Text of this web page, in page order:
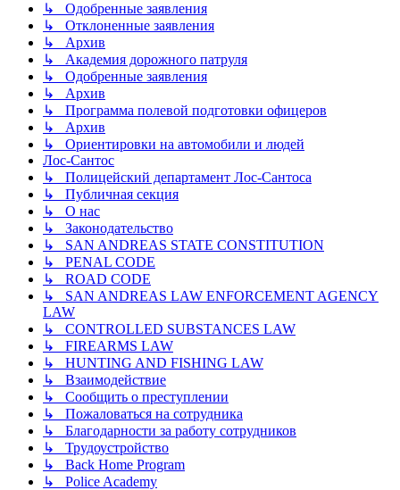
↳ Одобренные заявления
↳ Отклоненные заявления
↳ Архив
↳ Академия дорожного патруля
↳ Одобренные заявления
↳ Архив
↳ Программа полевой подготовки офицеров
↳ Архив
↳ Ориентировки на автомобили и людей
Лос-Сантос
↳ Полицейский департамент Лос-Сантоса
↳ Публичная секция
↳ О нас
↳ Законодательство
↳ SAN ANDREAS STATE CONSTITUTION
↳ PENAL CODE
↳ ROAD CODE
↳ SAN ANDREAS LAW ENFORCEMENT AGENCY
LAW
↳ CONTROLLED SUBSTANCES LAW
↳ FIREARMS LAW
↳ HUNTING AND FISHING LAW
↳ Взаимодействие
↳ Сообщить о преступлении
↳ Пожаловаться на сотрудника
↳ Благодарности за работу сотрудников
↳ Трудоустройство
↳ Back Home Program
↳ Police Academy